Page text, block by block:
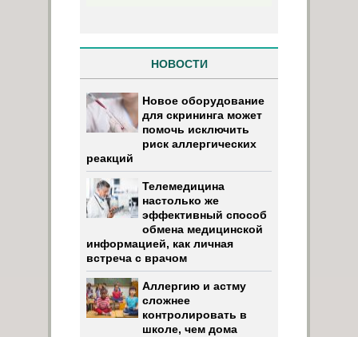
НОВОСТИ
Новое оборудование
для скрининга может
помочь исключить
риск аллергических
реакций
Телемедицина
настолько же
эффективный способ
обмена медицинской
информацией, как личная
встреча с врачом
Аллергию и астму
сложнее
контролировать в
школе, чем дома